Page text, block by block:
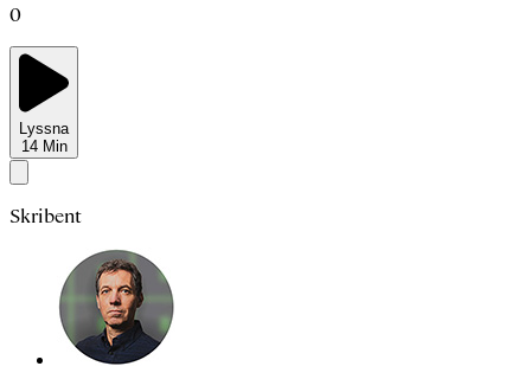
0
Lyssna
14 Min
Skribent